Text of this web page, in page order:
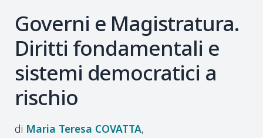
Governi e Magistratura.
Diritti fondamentali e
sistemi democratici a
rischio
Maria Teresa COVATTA